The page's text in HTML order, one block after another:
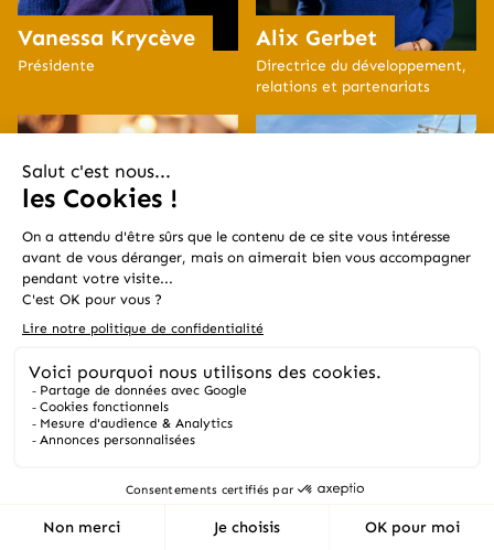
Vanessa Krycève
Présidente
Alix Gerbet
Directrice du développement,
relations et partenariats
Inela Hajdarevic
Co-dirigeante & Directrice
d'exploitation
Marion
Cheffe de projet et